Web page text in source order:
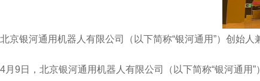
北京银河通用机器人有限公司（以下简称“银河通用”）创始
4月9日，北京银河通用机器人有限公司（以下简称“银河通用